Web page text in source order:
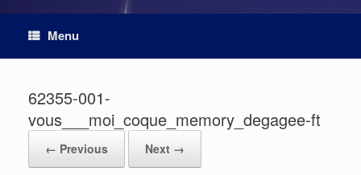
Menu
62355-001-
vous___moi_coque_memory_degagee-ft
← Previous Next →